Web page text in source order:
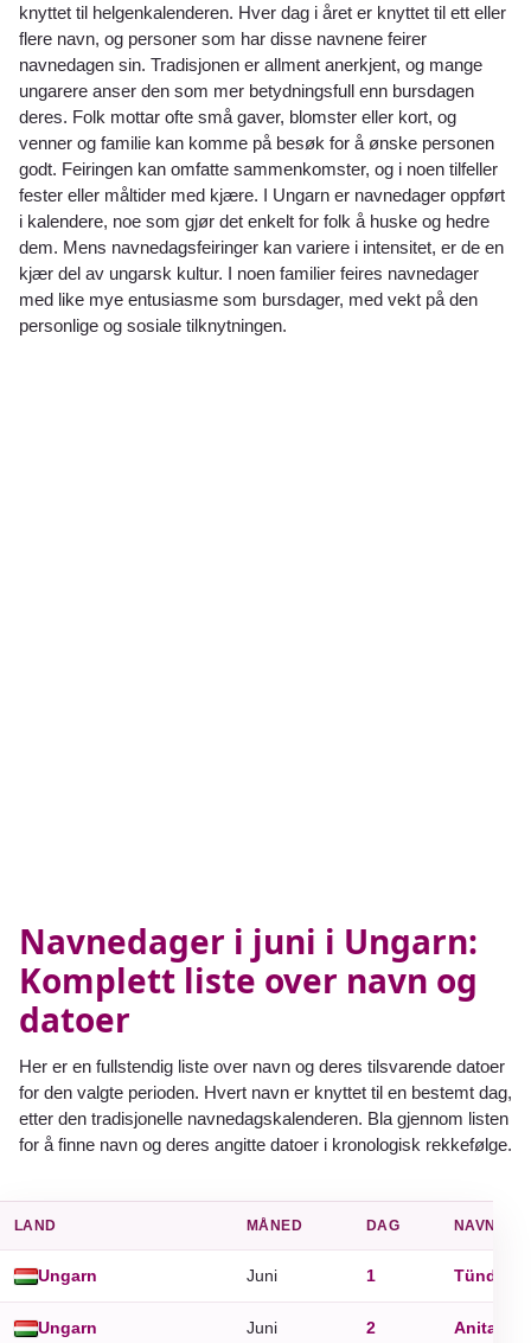
knyttet til helgenkalenderen. Hver dag i året er knyttet til ett eller
flere navn, og personer som har disse navnene feirer
navnedagen sin. Tradisjonen er allment anerkjent, og mange
ungarere anser den som mer betydningsfull enn bursdagen
deres. Folk mottar ofte små gaver, blomster eller kort, og
venner og familie kan komme på besøk for å ønske personen
godt. Feiringen kan omfatte sammenkomster, og i noen tilfeller
fester eller måltider med kjære. I Ungarn er navnedager oppført
i kalendere, noe som gjør det enkelt for folk å huske og hedre
dem. Mens navnedagsfeiringer kan variere i intensitet, er de en
kjær del av ungarsk kultur. I noen familier feires navnedager
med like mye entusiasme som bursdager, med vekt på den
personlige og sosiale tilknytningen.
Navnedager i juni i Ungarn:
Komplett liste over navn og
datoer
Her er en fullstendig liste over navn og deres tilsvarende datoer
for den valgte perioden. Hvert navn er knyttet til en bestemt dag,
etter den tradisjonelle navnedagskalenderen. Bla gjennom listen
for å finne navn og deres angitte datoer i kronologisk rekkefølge.
LAND MÅNED DAG NAVN
Ungarn Juni 1 Tünde
Ungarn Juni 2 Anita